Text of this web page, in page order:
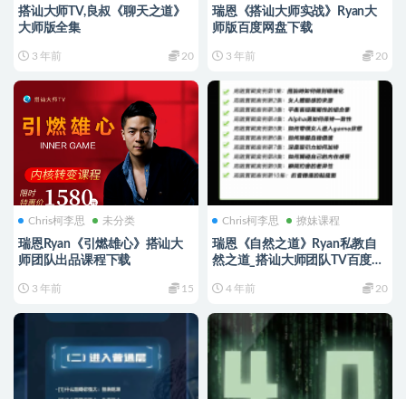
搭讪大师TV,良叔《聊天之道》
大师版全集
3 年前 20
瑞恩《搭讪大师实战》Ryan大
师版百度网盘下载
3 年前 20
Chris柯李思 未分类
瑞恩Ryan《引燃雄心》搭讪大
师团队出品课程下载
3 年前 15
Chris柯李思 撩妹课程
瑞恩《自然之道》Ryan私教自
然之道_搭讪大师团队TV百度网
4 年前 20